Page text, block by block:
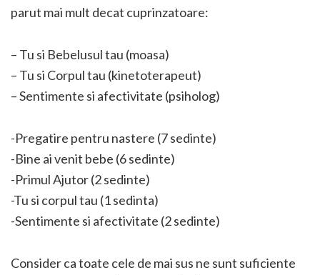
parut mai mult decat cuprinzatoare:
– Tu si Bebelusul tau (moasa)
– Tu si Corpul tau (kinetoterapeut)
– Sentimente si afectivitate (psiholog)
-Pregatire pentru nastere (7 sedinte)
-Bine ai venit bebe (6 sedinte)
-Primul Ajutor (2 sedinte)
-Tu si corpul tau (1 sedinta)
-Sentimente si afectivitate (2 sedinte)
Consider ca toate cele de mai sus ne sunt suficiente